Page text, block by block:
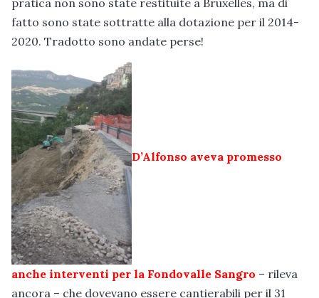
pratica non sono state restituite a Bruxelles, ma di
fatto sono state sottratte alla dotazione per il 2014-
2020. Tradotto sono andate perse!
D’Alfonso aveva promesso
anche interventi per la Fondovalle Sangro – rileva
ancora – che dovevano essere cantierabili per il 31